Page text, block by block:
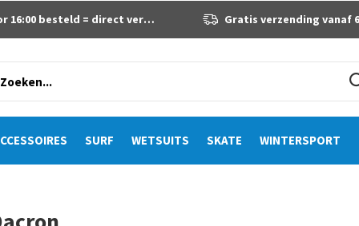
SURF WETSUITS SKATE WINTERSPORT
16:00 besteld = direct verzonden Gratis verzending vanaf 60 euro